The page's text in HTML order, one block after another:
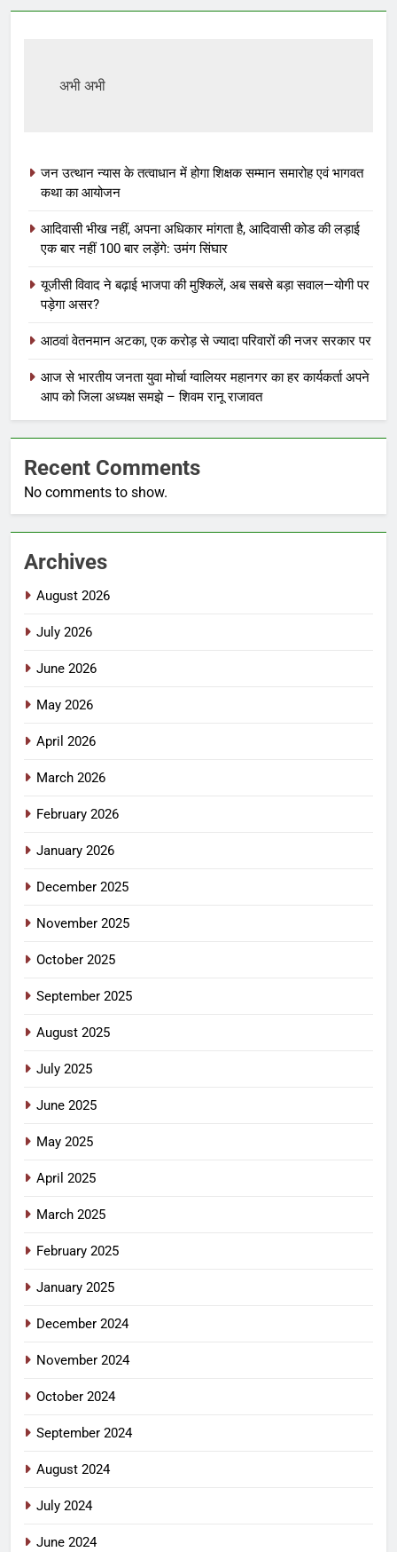
अभी अभी
जन उत्थान न्यास के तत्वाधान में होगा शिक्षक सम्मान समारोह एवं भागवत
कथा का आयोजन
आदिवासी भीख नहीं, अपना अधिकार मांगता है, आदिवासी कोड की लड़ाई
एक बार नहीं 100 बार लड़ेंगे: उमंग सिंघार
यूजीसी विवाद ने बढ़ाई भाजपा की मुश्किलें, अब सबसे बड़ा सवाल—योगी पर
पड़ेगा असर?
आठवां वेतनमान अटका, एक करोड़ से ज्यादा परिवारों की नजर सरकार पर
आज से भारतीय जनता युवा मोर्चा ग्वालियर महानगर का हर कार्यकर्ता अपने
आप को जिला अध्यक्ष समझे – शिवम रानू राजावत
Recent Comments
No comments to show.
Archives
August 2026
July 2026
June 2026
May 2026
April 2026
March 2026
February 2026
January 2026
December 2025
November 2025
October 2025
September 2025
August 2025
July 2025
June 2025
May 2025
April 2025
March 2025
February 2025
January 2025
December 2024
November 2024
October 2024
September 2024
August 2024
July 2024
June 2024